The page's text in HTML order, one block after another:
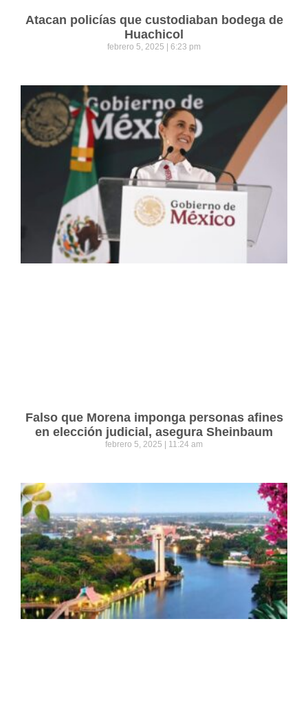
Atacan policías que custodiaban bodega de
Huachicol
febrero 5, 2025 6:23 pm
Falso que Morena imponga personas afines
en elección judicial, asegura Sheinbaum
febrero 5, 2025 11:24 am